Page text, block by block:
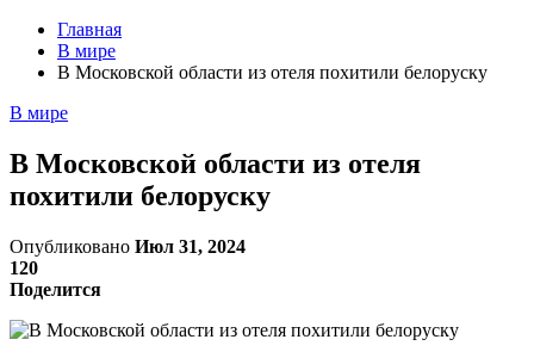
Главная
В мире
В Московской области из отеля похитили белоруску
В мире
В Московской области из отеля
похитили белоруску
Опубликовано Июл 31, 2024
120
Поделится